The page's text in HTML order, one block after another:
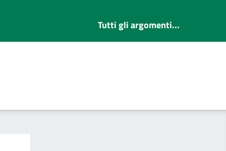
Tutti gli argomenti...